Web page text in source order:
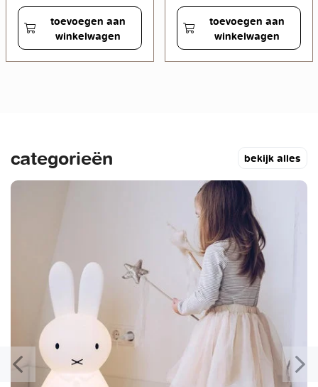
toevoegen aan
winkelwagen
toevoegen aan
winkelwagen
categorieën bekijk alles